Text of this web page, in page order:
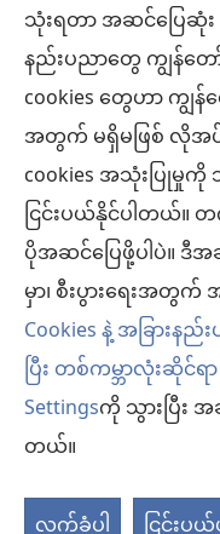
သုံးရတာ အဆင်ပြေဆုံး
နည်းပညာတွေ ကျွန်တ
cookies တွေဟာ က
အတွက် မရှိမဖြစ် လိုအပ်
cookies အသုံးပြု
ငြင်းပယ်နိုင်ပါတယ်
ပိုအဆင်ပြေဖို့ပါပဲ။ ဒီ
မှာ၊ စီးပွားရေးအတွ
Cookies နဲ့ အခြားန
ပြီး တစ်ကမ္ဘာလုံးဆိုင်ရ
Settingsကို သွားပြီး အ
တယ်။
အလှူငွေ
(window
အသစ်
ဖွ
င့်
နေ
ပါ
တယ်)
ကင်းမျှော်စင် အွန်လို
(window
အသစ်
ဖွ
င့်
နေ
ပါ
တယ်)
JW Hub®
(window
အသစ်
ဖွ
င့်
နေ
ပါ
တယ်)
JW Library®
ကင်းမျှော်စင် စာက
Copyright© 2026 Watch
လိုက်နာရန် စည်းကမ်းများ